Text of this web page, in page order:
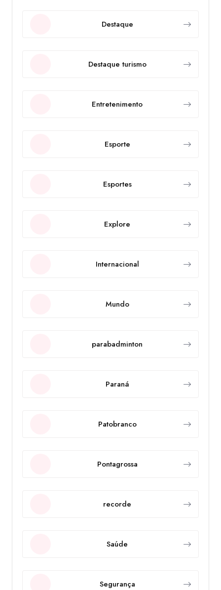
Destaque
Destaque turismo
Entretenimento
Esporte
Esportes
Explore
Internacional
Mundo
parabadminton
Paraná
Patobranco
Pontagrossa
recorde
Saúde
Segurança